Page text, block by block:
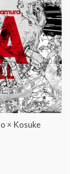
× Kosuke